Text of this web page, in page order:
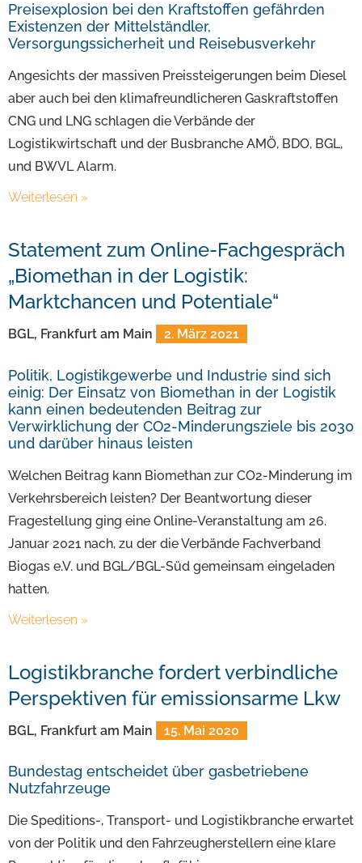
Preisexplosion bei den Kraftstoffen gefährden
Existenzen der Mittelständler,
Versorgungssicherheit und Reisebusverkehr
Angesichts der massiven Preissteigerungen beim Diesel
aber auch bei den klimafreundlicheren Gaskraftstoffen
CNG und LNG schlagen die Verbände der
Logistikwirtschaft und der Busbranche AMÖ, BDO, BGL,
und BWVL Alarm.
Weiterlesen »
Statement zum Online-Fachgespräch
„Biomethan in der Logistik:
Marktchancen und Potentiale“
BGL, Frankfurt am Main 2. März 2021
Politik, Logistikgewerbe und Industrie sind sich
einig: Der Einsatz von Biomethan in der Logistik
kann einen bedeutenden Beitrag zur
Verwirklichung der CO2-Minderungsziele bis 2030
und darüber hinaus leisten
Welchen Beitrag kann Biomethan zur CO2-Minderung im
Verkehrsbereich leisten? Der Beantwortung dieser
Fragestellung ging eine Online-Veranstaltung am 26.
Januar 2021 nach, zu der die Verbände Fachverband
Biogas e.V. und BGL/BGL-Süd gemeinsam eingeladen
hatten.
Weiterlesen »
Logistikbranche fordert verbindliche
Perspektiven für emissionsarme Lkw
BGL, Frankfurt am Main 15. Mai 2020
Bundestag entscheidet über gasbetriebene
Nutzfahrzeuge
Die Speditions-, Transport- und Logistikbranche erwartet
von der Politik und den Fahrzeugherstellern eine klare